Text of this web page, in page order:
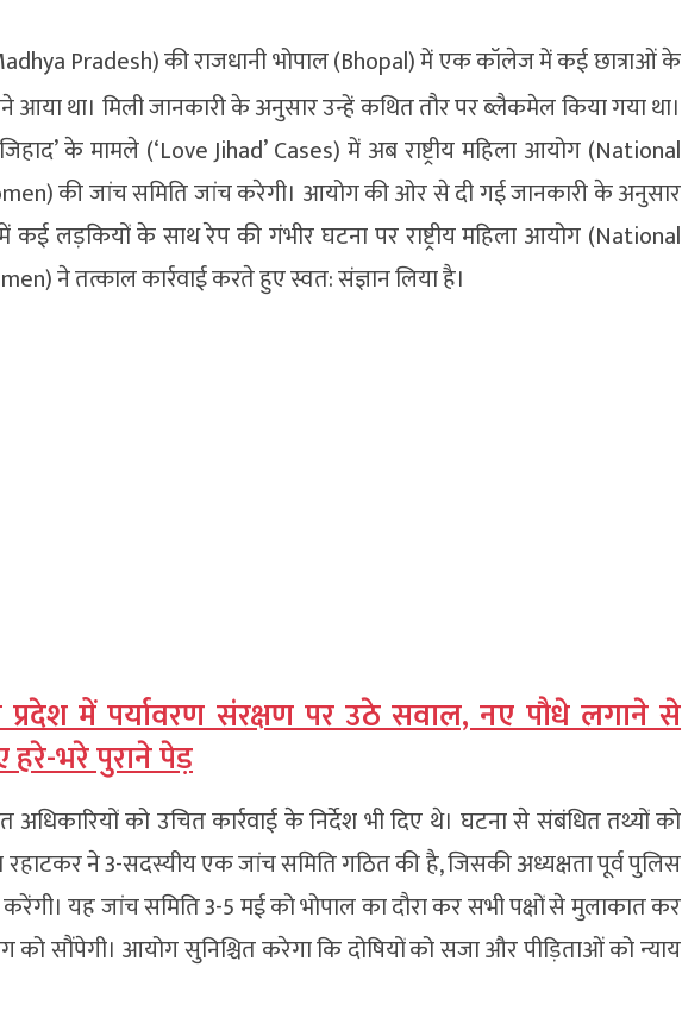
Pradesh) की राजधानी भोपाल (Bhopal) में एक कॉलेज में कई छात्राओं के
आया था। मिली जानकारी के अनुसार उन्हें कथित तौर पर ब्लैकमेल किया गया था।
के मामले (‘Love Jihad’ Cases) में अब राष्ट्रीय महिला आयोग (National
की जांच समिति जांच करेगी। आयोग की ओर से दी गई जानकारी के अनुसार
लड़कियों के साथ रेप की गंभीर घटना पर राष्ट्रीय महिला आयोग (National
ने तत्काल कार्रवाई करते हुए स्वत: संज्ञान लिया है।
प्रदेश में पर्यावरण संरक्षण पर उठे सवाल, नए पौधे लगाने से
भरे पुराने पेड़
को उचित कार्रवाई के निर्देश भी दिए थे। घटना से संबंधित तथ्यों को
ने 3-सदस्यीय एक जांच समिति गठित की है, जिसकी अध्यक्षता पूर्व पुलिस
यह जांच समिति 3-5 मई को भोपाल का दौरा कर सभी पक्षों से मुलाकात कर
को सौंपेगी। आयोग सुनिश्चित करेगा कि दोषियों को सजा और पीड़िताओं को न्याय